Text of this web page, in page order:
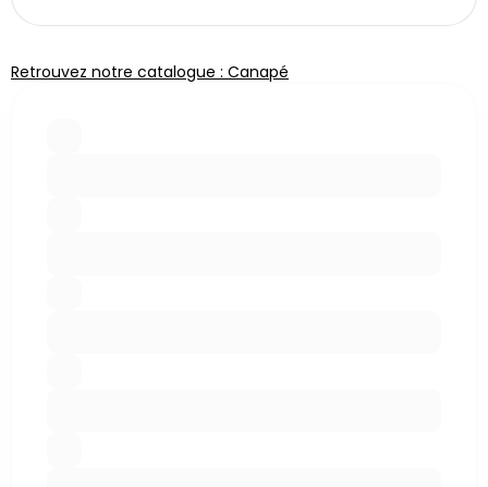
Retrouvez notre catalogue : Canapé